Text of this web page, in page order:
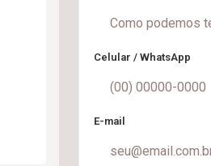
Celular / WhatsApp
E-mail